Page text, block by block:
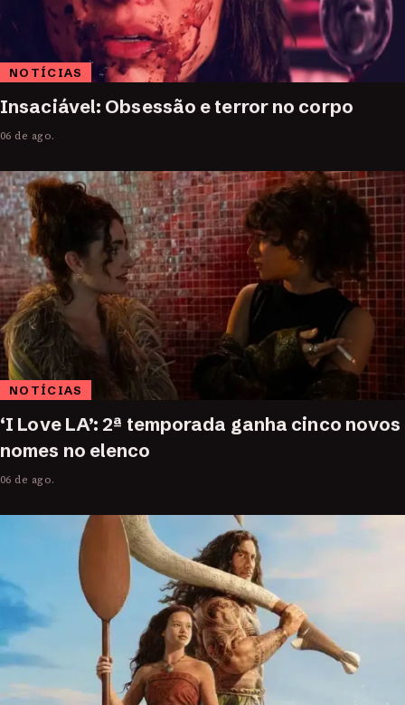
NOTÍCIAS
Insaciável: Obsessão e terror no corpo
06 de ago.
NOTÍCIAS
‘I Love LA’: 2ª temporada ganha cinco novos
nomes no elenco
06 de ago.